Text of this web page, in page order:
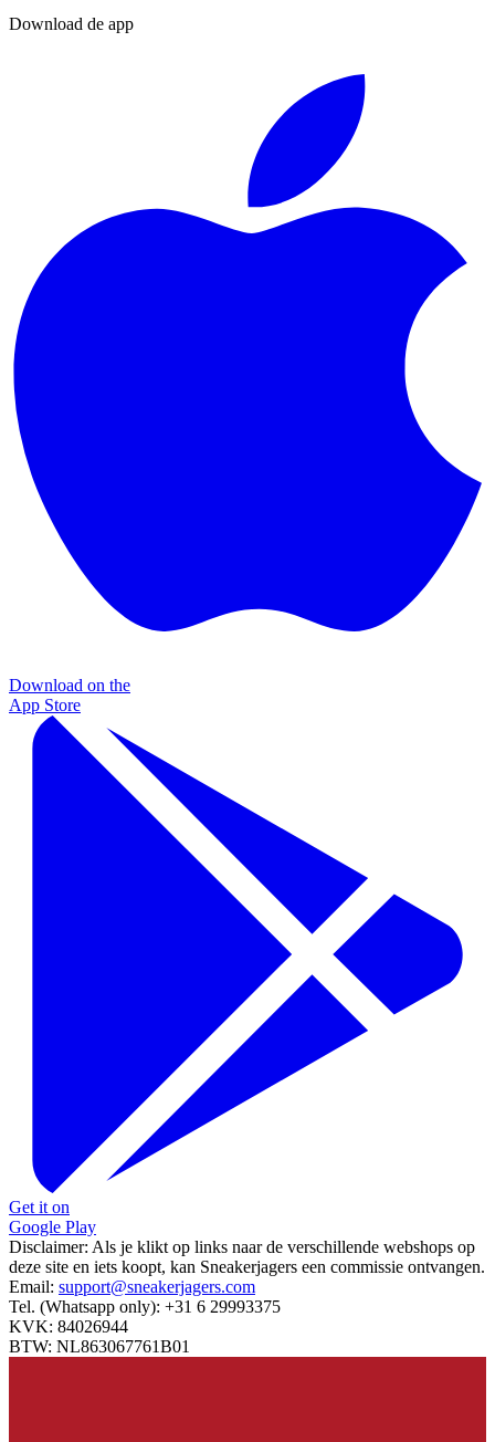
Download de app
Download on the
App Store
Get it on
Google Play
Disclaimer: Als je klikt op links naar de verschillende webshops op
deze site en iets koopt, kan Sneakerjagers een commissie ontvangen.
Email: support@sneakerjagers.com
Tel. (Whatsapp only): +31 6 29993375
KVK: 84026944
BTW: NL863067761B01